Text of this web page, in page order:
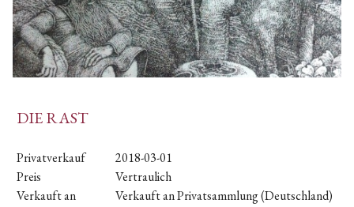
DIE RAST
Privatverkauf
2018-03-01
Preis
Vertraulich
Verkauft an
Verkauft an Privatsammlung (Deutschland)